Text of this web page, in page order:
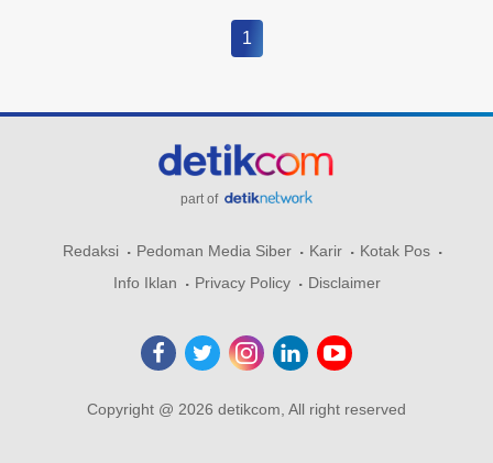
1
part of
Redaksi Pedoman Media Siber Karir
Kotak Pos
Info Iklan
Privacy Policy Disclaimer
Copyright @ 2026 detikcom, All right reserved